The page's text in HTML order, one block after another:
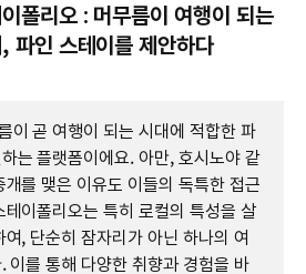
폴리오 : 머무름이 여행이 되는
파인 스테이를 제안하다
이 곧 여행이 되는 시대에 적합한 파
는 플랫폼이에요. 아만, 호시노야 같
를 맺은 이유도 이들의 독특한 접근
이폴리오는 특히 로컬의 특성을 살
, 단순히 잠자리가 아닌 하나의 여
이를 통해 다양한 취향과 경험을 바